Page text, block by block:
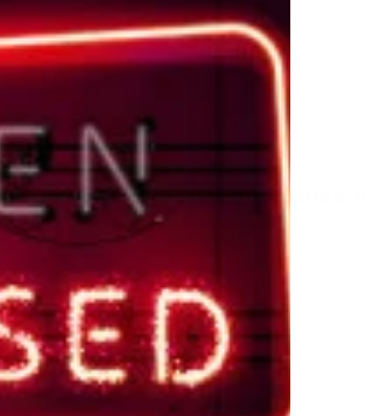
Meld je aan voor onze
Ontvang de nieuwste